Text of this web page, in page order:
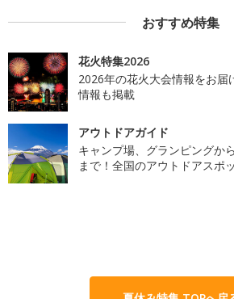
おすすめ特集
花火特集2026
2026年の花火大会情報をお届
情報も掲載
アウトドアガイド
キャンプ場、グランピングか
まで！全国のアウトドアスポ